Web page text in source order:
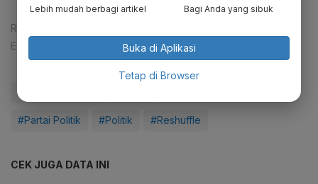
Reporter:
Editor:
Ameidyo Daud Nasution
#Nadiem Makarim
#Partai Politik #Politik #Reshuffle
CEK JUGA DATA INI
Lebih mudah berbagi artikel Bagi Anda yang sibuk
Buka di Aplikasi
Tetap di Browser